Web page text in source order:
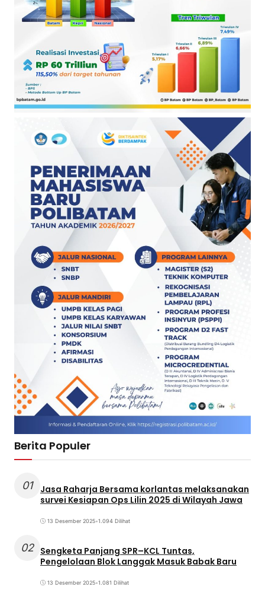
Berita Populer
01
Jasa Raharja Bersama korlantas melaksanakan
survei Kesiapan Ops Lilin 2025 di Wilayah Jawa
13 Desember 2025•1.094 Dilihat
02 Sengketa Panjang SPR–KCL Tuntas,
Pengelolaan Blok Langgak Masuk Babak Baru
13 Desember 2025•1.081 Dilihat